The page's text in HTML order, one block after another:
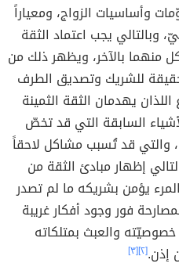
وأساسيات الزواج، ومعياراً
وبالتالي يجب اعتماد الثقة
منهما بالآخر، ويظهر ذلك من
للشريك وتصديق الطرف
يهدمان الثقة الثمينة
السابقة التي قد تخصّ
والتي قد تُسبب مشاكل لاحقاً
إظهار مبادئ الثقة من
يؤمن بشريكه ما لم تصدر
فور وجود أفكار غريبة
خصوصيّته والعبث بمتلكاته
إذن.[٢] [٣]